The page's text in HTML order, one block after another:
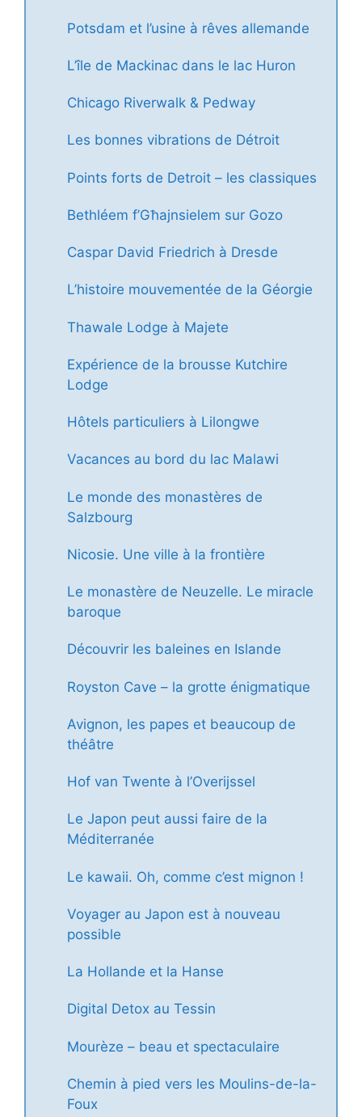
Potsdam et l’usine à rêves allemande
L’île de Mackinac dans le lac Huron
Chicago Riverwalk & Pedway
Les bonnes vibrations de Détroit
Points forts de Detroit – les classiques
Bethléem f’Għajnsielem sur Gozo
Caspar David Friedrich à Dresde
L’histoire mouvementée de la Géorgie
Thawale Lodge à Majete
Expérience de la brousse Kutchire
Lodge
Hôtels particuliers à Lilongwe
Vacances au bord du lac Malawi
Le monde des monastères de
Salzbourg
Nicosie. Une ville à la frontière
Le monastère de Neuzelle. Le miracle
baroque
Découvrir les baleines en Islande
Royston Cave – la grotte énigmatique
Avignon, les papes et beaucoup de
théâtre
Hof van Twente à l’Overijssel
Le Japon peut aussi faire de la
Méditerranée
Le kawaii. Oh, comme c’est mignon !
Voyager au Japon est à nouveau
possible
La Hollande et la Hanse
Digital Detox au Tessin
Mourèze – beau et spectaculaire
Chemin à pied vers les Moulins-de-la-
Foux